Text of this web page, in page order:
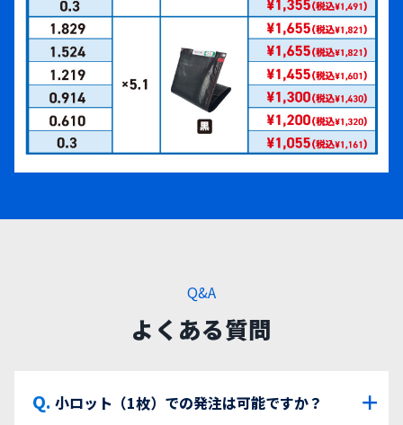
Q&A
よくある質問
小ロット（1枚）での発注は可能ですか？ ＋